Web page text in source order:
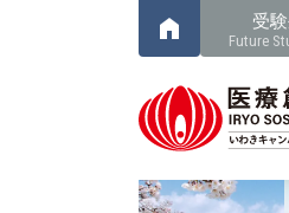
受
Future